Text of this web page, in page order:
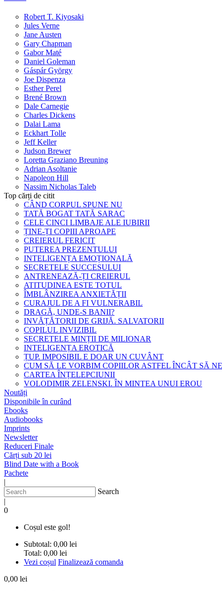
Robert T. Kiyosaki
Jules Verne
Jane Austen
Gary Chapman
Gabor Maté
Daniel Goleman
Gáspár György
Joe Dispenza
Esther Perel
Brené Brown
Dale Carnegie
Charles Dickens
Dalai Lama
Eckhart Tolle
Jeff Keller
Judson Brewer
Loretta Graziano Breuning
Adrian Asoltanie
Napoleon Hill
Nassim Nicholas Taleb
Top cărți de citit
CÂND CORPUL SPUNE NU
TATĂ BOGAT TATĂ SARAC
CELE CINCI LIMBAJE ALE IUBIRII
ȚINE-ȚI COPIII APROAPE
CREIERUL FERICIT
PUTEREA PREZENTULUI
INTELIGENȚA EMOȚIONALĂ
SECRETELE SUCCESULUI
ANTRENEAZĂ-ȚI CREIERUL
ATITUDINEA ESTE TOTUL
ÎMBLÂNZIREA ANXIETĂȚII
CURAJUL DE A FI VULNERABIL
DRAGĂ, UNDE-S BANII?
INVĂȚĂTORII DE GRIJĂ. SALVATORII
COPILUL INVIZIBIL
SECRETELE MINȚII DE MILIONAR
INTELIGENȚA EROTICĂ
ȚUP. IMPOSIBIL E DOAR UN CUVÂNT
CUM SĂ LE VORBIM COPIILOR ASTFEL ÎNCÂT SĂ
CARTEA ÎNȚELEPCIUNII
VOLODIMIR ZELENSKI. ÎN MINTEA UNUI EROU
Noutăți
Disponibile în curând
Ebooks
Audiobooks
Imprints
Newsletter
Reduceri Finale
Cărți sub 20 lei
Blind Date with a Book
Pachete
|
Search
|
0
Coșul este gol!
Subtotal: 0,00 lei
Total: 0,00 lei
Vezi coșul Finalizează comanda
0,00 lei